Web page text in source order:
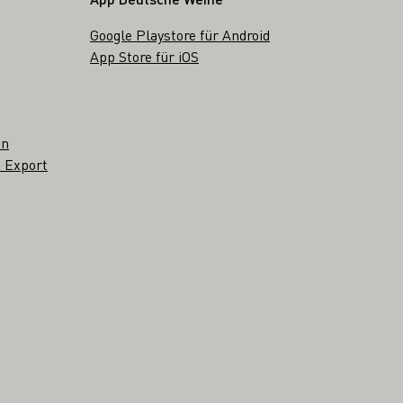
Export
Google Playstore für Android
App Store für iOS